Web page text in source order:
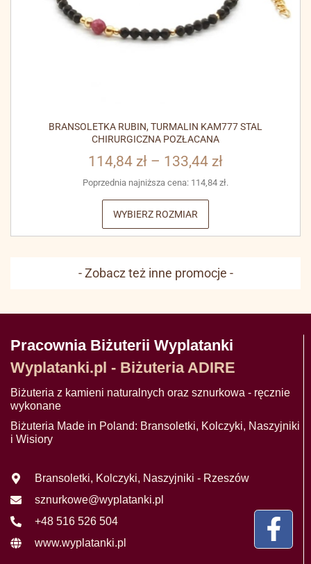
BRANSOLETKA RUBIN, TURMALIN KAM777 STAL
CHIRURGICZNA POZŁACANA
114,84 zł – 133,44 zł
Poprzednia najniższa cena: 114,84 zł.
WYBIERZ ROZMIAR
- Zobacz też inne promocje -
Pracownia Biżuterii Wyplatanki
Wyplatanki.pl - Biżuteria ADIRE
Biżuteria z kamieni naturalnych oraz sznurkowa - ręcznie
wykonane
Biżuteria Made in Poland: Bransoletki, Kolczyki, Naszyjniki
i Wisiory
Bransoletki, Kolczyki, Naszyjniki - Rzeszów
sznurkowe@wyplatanki.pl
+48 516 526 504
www.wyplatanki.pl